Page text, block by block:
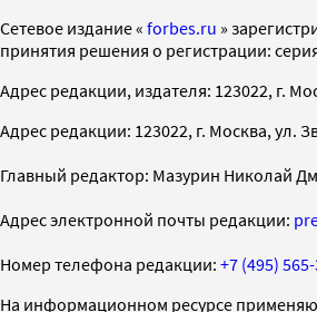
Cетевое издание « forbes.ru »
принятия решения о регистрации:
Адрес редакции, издателя: 123022, г.
Адрес редакции: 123022, г. Москва, ул.
Главный редактор: Мазурин Николай
Адрес электронной почты редакции:
Номер телефона редакции: +7 (495)
На информационном ресурсе